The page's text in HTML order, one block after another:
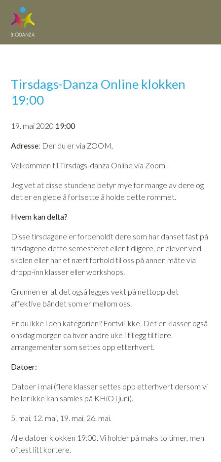
Tirsdags-Danza Online klokken
19:00
19. mai 2020 19:00
Adresse: Der du er via ZOOM,
Velkommen til Tirsdags-danza Online via Zoom.
Jeg vet at disse stundene betyr mye for mange av dere og
det er en glede å fortsette å holde dette rommet.
Hvem kan delta?
Disse tirsdagene er forbeholdt dere som har danset fast på
tirsdagene dette semesteret eller tidligere, er elever ved
skolen eller har et nært forhold til oss på annen måte via
dropp-inn klasser eller workshops.
Grunnen er at det også legges vekt på nettopp det
affektive båndet som er mellom oss.
Er du ikke i den kategorien? Fortvil ikke. Det er klasser også
onsdag morgen ca hver andre uke i tillegg til flere
arrangementer som settes opp etterhvert.
Datoer:
Datoer i mai (flere klasser settes opp etterhvert dersom vi
heller ikke kan samles på KHiO i juni).
5. mai, 12. mai, 19. mai, 26. mai.
Alle datoer klokken 19:00. Vi holder på maks to timer, men
oftest litt kortere.